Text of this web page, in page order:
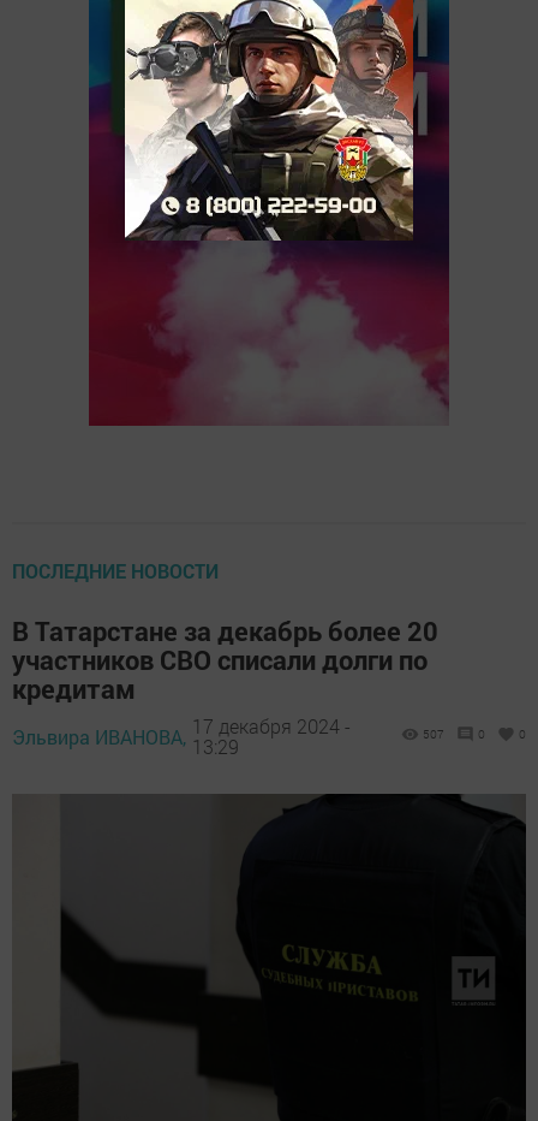
ПОСЛЕДНИЕ НОВОСТИ
В Татарстане за декабрь более 20
участников СВО списали долги по
кредитам
Эльвира ИВАНОВА, 17 декабря 2024 -
13:29
507 0 0